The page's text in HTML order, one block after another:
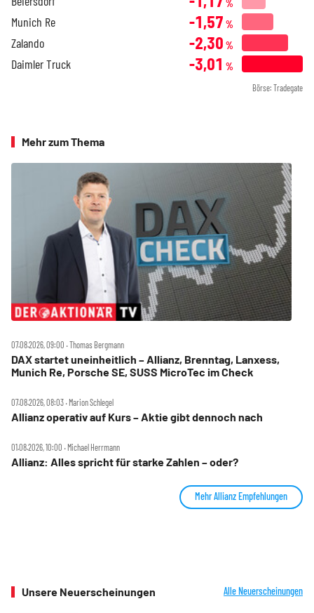
%
Munich Re -1,57 %
Zalando -2,30 %
Daimler Truck -3,01 %
Börse: Tradegate
Mehr zum Thema
07.08.2026, 09:00 ‧ Thomas Bergmann
DAX startet uneinheitlich – Allianz, Brenntag, Lanxess,
Munich Re, Porsche SE, SUSS MicroTec im Check
07.08.2026, 08:03 ‧ Marion Schlegel
Allianz operativ auf Kurs – Aktie gibt dennoch nach
01.08.2026, 10:00 ‧ Michael Herrmann
Allianz: Alles spricht für starke Zahlen – oder?
Mehr Allianz Empfehlungen
Unsere Neuerscheinungen Alle Neuerscheinungen